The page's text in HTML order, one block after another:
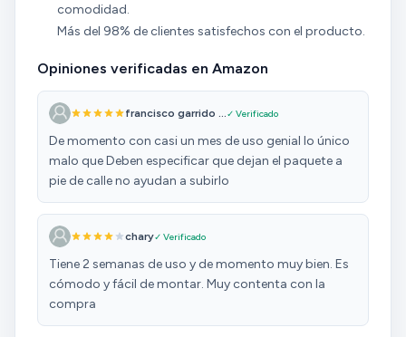
comodidad.
Más del 98% de clientes satisfechos con el producto.
Opiniones verificadas en Amazon
francisco garrido ...✓ Verificado
De momento con casi un mes de uso genial lo único
malo que Deben especificar que dejan el paquete a
pie de calle no ayudan a subirlo
chary✓ Verificado
Tiene 2 semanas de uso y de momento muy bien. Es
cómodo y fácil de montar. Muy contenta con la
compra